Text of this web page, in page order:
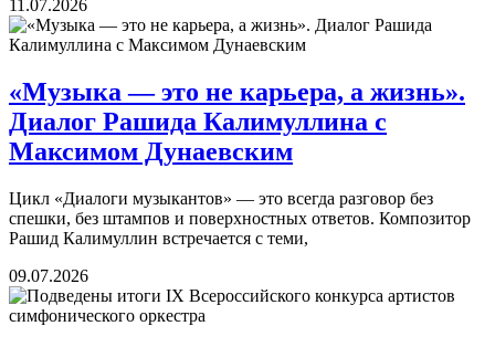
11.07.2026
«Музыка — это не карьера, а жизнь».
Диалог Рашида Калимуллина с
Максимом Дунаевским
Цикл «Диалоги музыкантов» — это всегда разговор без
спешки, без штампов и поверхностных ответов. Композитор
Рашид Калимуллин встречается с теми,
09.07.2026